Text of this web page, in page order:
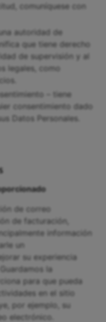
comuníquese con
autoridad de
que tiene derecho
de supervisión y al
legales, como
– tiene
consentimiento dado
Datos Personales.
de correo
de facturación,
información
un
su experiencia
la
para que pueda
en el sitio
por ejemplo, su
electrónico.